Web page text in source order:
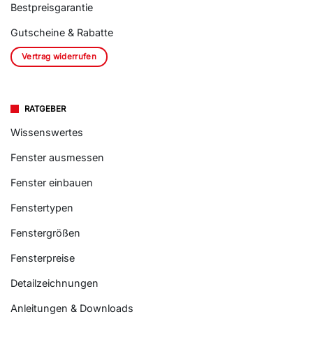
Bestpreisgarantie
Gutscheine & Rabatte
Vertrag widerrufen
RATGEBER
Wissenswertes
Fenster ausmessen
Fenster einbauen
Fenstertypen
Fenstergrößen
Fensterpreise
Detailzeichnungen
Anleitungen & Downloads